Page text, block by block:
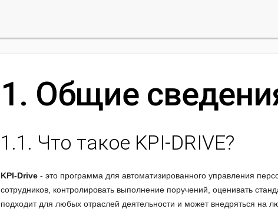
1. Общие
1.1. Что такое KPI-DRIVE?
KPI-Drive - это программа для автоматизированного управления
сотрудников, контролировать выполнение поручений, оценивать
подходит для любых отраслей деятельности и может внедряться на